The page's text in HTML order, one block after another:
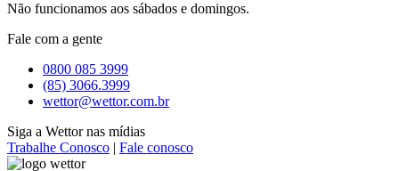
Não funcionamos aos sábados e domingos.
Fale com a gente
0800 085 3999
(85) 3066.3999
wettor@wettor.com.br
Siga a Wettor nas mídias
Trabalhe Conosco | Fale conosco